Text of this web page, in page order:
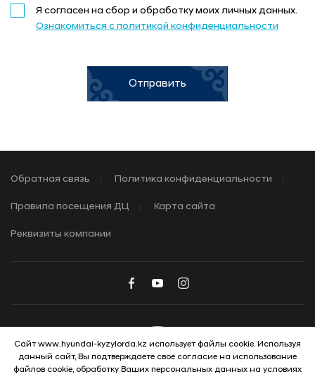
Я согласен на сбор и обработку моих личных данных.
Ознакомиться с политикой конфиденциальности
Отправить
Обратная связь Политика конфиденциальности
Правила посещения ДЦ Карта сайта
Реквизиты компании
© 2026 Hyundai Motor Company
Сайт www.hyundai-kyzylorda.kz использует файлы cookie. Используя
данный сайт, Вы подтверждаете свое согласие на использование
файлов cookie, обработку Ваших персональных данных на условиях